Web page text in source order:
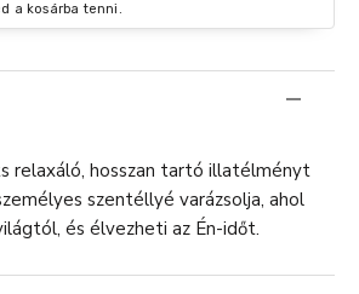
a kosárba tenni.
relaxáló, hosszan tartó illatélményt
szentéllyé varázsolja, ahol
és élvezheti az Én-időt.